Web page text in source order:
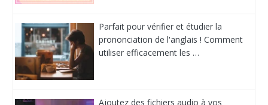
Parfait pour vérifier et étudier la
prononciation de l'anglais ! Comment
utiliser efficacement les …
Ajoutez des fichiers audio à vos